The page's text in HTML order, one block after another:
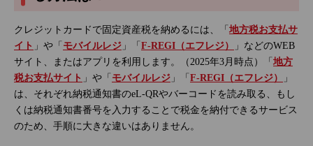
クレジットカードで固定資産税を納めるには、「 地方税お支払サ
イト 」や「 モバイルレジ 」「 F-REGI（エフレジ）
」などのWEB
サイト、またはアプリを利用します。（2025年3月時点）「 地方
税お支払サイト 」や「 モバイルレジ 」「 F-REGI（エフレジ）
」
は、それぞれ納税通知書のeL-QRやバーコードを読み取る、もし
くは納税通知書番号を入力することで税金を納付できるサービス
のため、手順に大きな違いはありません。